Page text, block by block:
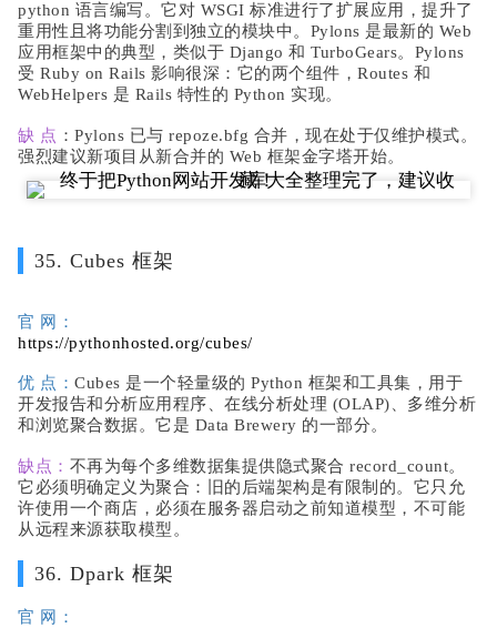
python 语言编写。它对 WSGI 标准进行了扩展应用，提升了
重用性且将功能分割到独立的模块中。Pylons 是最新的 Web
应用框架中的典型，类似于 Django 和 TurboGears。Pylons
受 Ruby on Rails 影响很深：它的两个组件，Routes 和
WebHelpers 是 Rails 特性的 Python 实现。
缺 点 ：Pylons 已与 repoze.bfg 合并，现在处于仅维护模式。
强烈建议新项目从新合并的 Web 框架金字塔开始。
35. Cubes 框架
官 网：
https://pythonhosted.org/cubes/
优 点： Cubes 是一个轻量级的 Python 框架和工具集，用于
开发报告和分析应用程序、在线分析处理 (OLAP)、多维分析
和浏览聚合数据。它是 Data Brewery 的一部分。
缺点： 不再为每个多维数据集提供隐式聚合 record_count。
它必须明确定义为聚合：旧的后端架构是有限制的。它只允
许使用一个商店，必须在服务器启动之前知道模型，不可能
从远程来源获取模型。
36. Dpark 框架
官 网：